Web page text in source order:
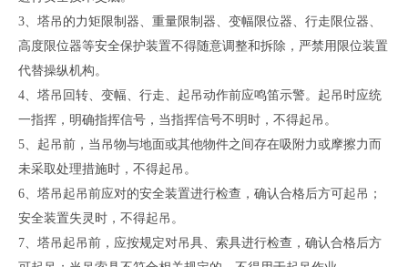
3、塔吊的力矩限制器、重量限制器、变幅限位器、行走限位器、
高度限位器等安全保护装置不得随意调整和拆除，严禁用限位装置
代替操纵机构。
4、塔吊回转、变幅、行走、起吊动作前应鸣笛示警。起吊时应统
一指挥，明确指挥信号，当指挥信号不明时，不得起吊。
5、起吊前，当吊物与地面或其他物件之间存在吸附力或摩擦力而
未采取处理措施时，不得起吊。
6、塔吊起吊前应对的安全装置进行检查，确认合格后方可起吊；
安全装置失灵时，不得起吊。
7、塔吊起吊前，应按规定对吊具、索具进行检查，确认合格后方